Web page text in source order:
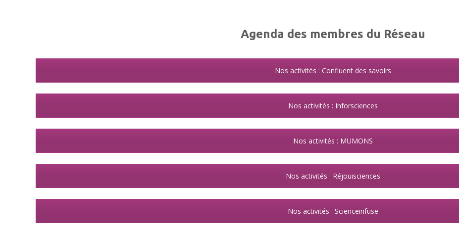
Agenda des membres du Réseau
Nos activités : Confluent des savoirs
Nos activités : Inforsciences
Nos activités : MUMONS
Nos activités : Réjouisciences
Nos activités : Scienceinfuse